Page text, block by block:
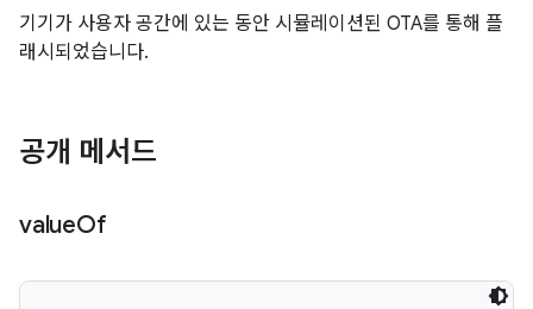
기기가 사용자 공간에 있는 동안 시뮬레이션된 OTA를 통해 플
래시되었습니다.
공개 메서드
valueOf